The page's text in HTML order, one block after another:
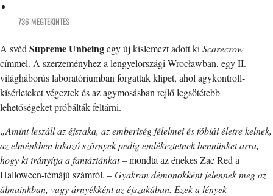
736 MEGTEKINTÉS
A svéd Supreme Unbeingegy új kislemezt adott ki Scarecrow
címmel. A szerzeményhez a lengyelországi Wrocławban, egy II.
világháborús laboratóriumban forgattak klipet, ahol agykontroll-
kísérleteket végeztek és az agymosásban rejlő legsötétebb
lehetőségeket próbálták feltárni.
„Amint leszáll az éjszaka, az emberiség félelmei és fóbiái életre kelnek,
az elménkben lakozó szörnyek pedig emlékeztetnek bennünket arra,
hogy ki irányítja a fantáziánkat– mondta az énekes Zac Red a
Halloween-témájú számról. –Gyakran démonokként jelennek meg az
álmainkban, vagy árnyékként az éjszakában. Ezek a lények